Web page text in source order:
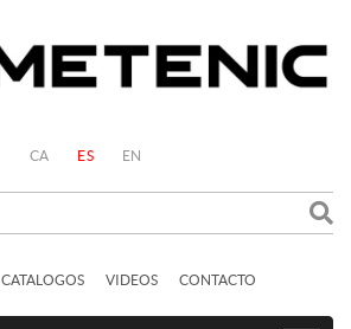
CA ES EN
CATALOGOS VIDEOS CONTACTO